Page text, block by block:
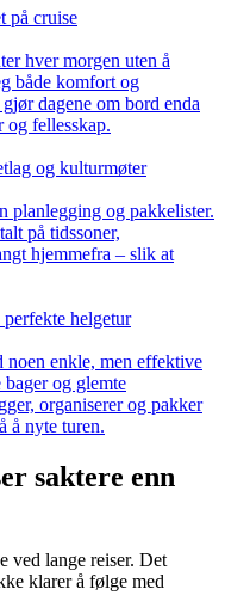
på cruise
hver morgen uten å
både komfort og
dagene om bord enda
fellesskap.
og kulturmøter
planlegging og pakkelister.
på tidssoner,
hjemmefra – slik at
helgetur
noen enkle, men effektive
og glemte
organiserer og pakker
å nyte turen.
saktere enn
ved lange reiser. Det
klarer å følge med